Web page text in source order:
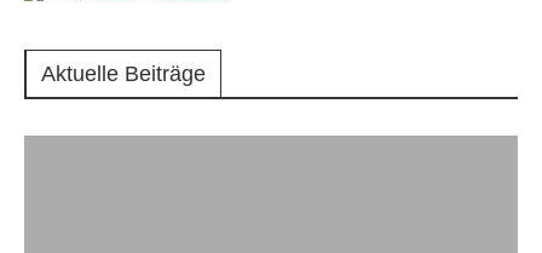
Aktuelle Beiträge